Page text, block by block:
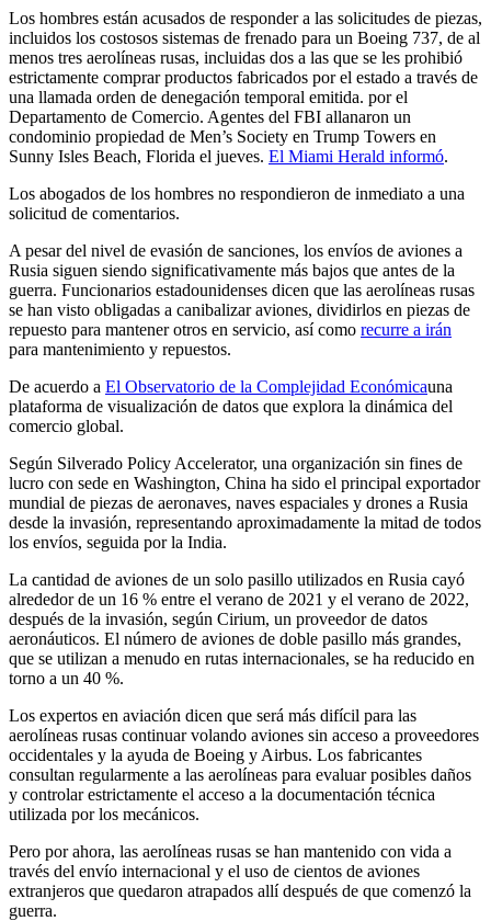
Los hombres están acusados ​​de responder a las solicitudes de piezas,
incluidos los costosos sistemas de frenado para un Boeing 737, de al
menos tres aerolíneas rusas, incluidas dos a las que se les prohibió
estrictamente comprar productos fabricados por el estado a través de
una llamada orden de denegación temporal emitida. por el
Departamento de Comercio. Agentes del FBI allanaron un
condominio propiedad de Men’s Society en Trump Towers en
Sunny Isles Beach, Florida el jueves. El Miami Herald informó.
Los abogados de los hombres no respondieron de inmediato a una
solicitud de comentarios.
A pesar del nivel de evasión de sanciones, los envíos de aviones a
Rusia siguen siendo significativamente más bajos que antes de la
guerra. Funcionarios estadounidenses dicen que las aerolíneas rusas
se han visto obligadas a canibalizar aviones, dividirlos en piezas de
repuesto para mantener otros en servicio, así como recurre a irán
para mantenimiento y repuestos.
De acuerdo a El Observatorio de la Complejidad Económicauna
plataforma de visualización de datos que explora la dinámica del
comercio global.
Según Silverado Policy Accelerator, una organización sin fines de
lucro con sede en Washington, China ha sido el principal exportador
mundial de piezas de aeronaves, naves espaciales y drones a Rusia
desde la invasión, representando aproximadamente la mitad de todos
los envíos, seguida por la India.
La cantidad de aviones de un solo pasillo utilizados en Rusia cayó
alrededor de un 16 % entre el verano de 2021 y el verano de 2022,
después de la invasión, según Cirium, un proveedor de datos
aeronáuticos. El número de aviones de doble pasillo más grandes,
que se utilizan a menudo en rutas internacionales, se ha reducido en
torno a un 40 %.
Los expertos en aviación dicen que será más difícil para las
aerolíneas rusas continuar volando aviones sin acceso a proveedores
occidentales y la ayuda de Boeing y Airbus. Los fabricantes
consultan regularmente a las aerolíneas para evaluar posibles daños
y controlar estrictamente el acceso a la documentación técnica
utilizada por los mecánicos.
Pero por ahora, las aerolíneas rusas se han mantenido con vida a
través del envío internacional y el uso de cientos de aviones
extranjeros que quedaron atrapados allí después de que comenzó la
guerra.